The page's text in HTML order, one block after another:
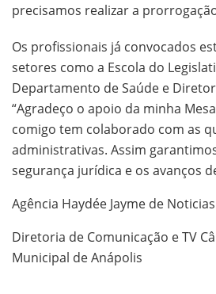
precisamos realizar a
Os profissionais já convocados
setores como a Escola do
Departamento de Saúde e
“Agradeço o apoio da minha
comigo tem colaborado com as
administrativas. Assim
segurança jurídica e os avanços
Agência Haydée Jayme de Noticias
Diretoria de Comunicação e TV
Municipal de Anápolis